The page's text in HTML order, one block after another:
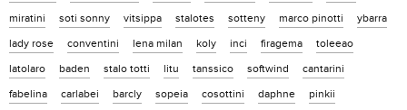
miratini
soti sonny vitsippa stalotes sotteny marco pinotti
ybarra
lady rose
conventini lena milan koly inci firagema
toleeao
latolaro
baden stalo totti litu tanssico softwind
cantarini
fabelina
carlabei barcly sopeia cosottini daphne
pinkii